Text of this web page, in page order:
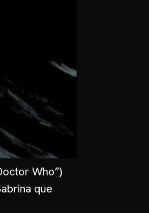
Who”)
que